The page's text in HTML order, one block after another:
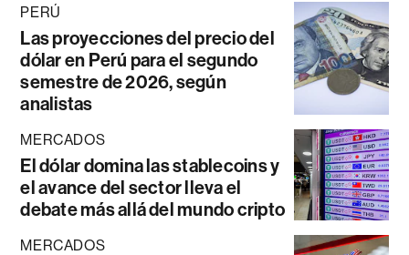
PERÚ
Las proyecciones del precio del
dólar en Perú para el segundo
semestre de 2026, según
analistas
MERCADOS
El dólar domina las stablecoins y
el avance del sector lleva el
debate más allá del mundo cripto
MERCADOS